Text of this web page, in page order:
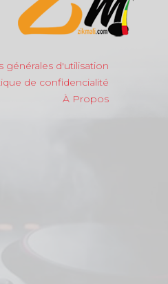
générales d'utilisation
de confidencialité
À Propos